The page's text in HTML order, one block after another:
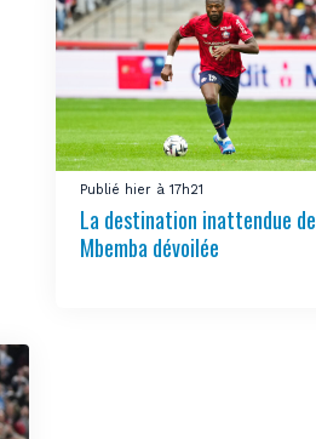
Publié hier à 17h21
La destination inattendue de
Mbemba dévoilée